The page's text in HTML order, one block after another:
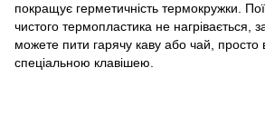
покращує герметичність термокружки.
чистого термопластика не нагрівається,
можете пити гарячу каву або чай, просто
спеціальною клавішею.